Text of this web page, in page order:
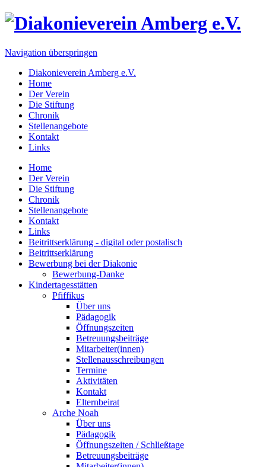
Navigation überspringen
Diakonieverein Amberg e.V.
Home
Der Verein
Die Stiftung
Chronik
Stellenangebote
Kontakt
Links
Home
Der Verein
Die Stiftung
Chronik
Stellenangebote
Kontakt
Links
Beitrittserklärung - digital oder postalisch
Beitrittserklärung
Bewerbung bei der Diakonie
Bewerbung-Danke
Kindertagesstätten
Pfiffikus
Über uns
Pädagogik
Öffnungszeiten
Betreuungsbeiträge
Mitarbeiter(innen)
Stellenausschreibungen
Termine
Aktivitäten
Kontakt
Elternbeirat
Arche Noah
Über uns
Pädagogik
Öffnungszeiten / Schließtage
Betreuungsbeiträge